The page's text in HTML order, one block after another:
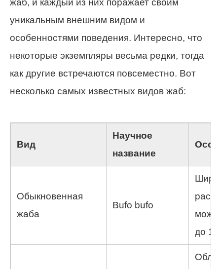
жаб, и каждый из них поражает своим
уникальным внешним видом и
особенностями поведения. Интересно, что
некоторые экземпляры весьма редки, тогда
как другие встречаются повсеместно. Вот
несколько самых известных видов жаб:
Вид
Научное
название
Обыкновенная
жаба
Bufo bufo
до 15